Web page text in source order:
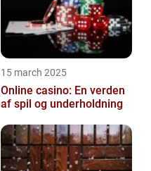
15 march 2025
Online casino: En verden
af spil og underholdning